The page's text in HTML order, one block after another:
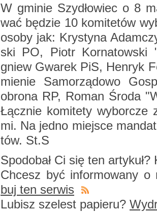
W gmi­nie Szy­dło­wiec o 8
wać bę­dzie 10 ko­mi­te­tów
osoby jak: Kry­sty­na
ski PO, Piotr Kor­na­tow­ski
gniew Gwa­rek PiS, Hen­ryk
mie­nie Sa­mo­rzą­do­wo
obro­na RP, Roman Środa
Łącz­nie ko­mi­te­ty wy­bor­cze
mi. Na jedno miej­sce
tów. St.S
Spodo­bał Ci się ten
Chcesz być in­for­mo­wa­ny o
buj ten ser­wis
Lu­bisz sze­lest pa­pie­ru?